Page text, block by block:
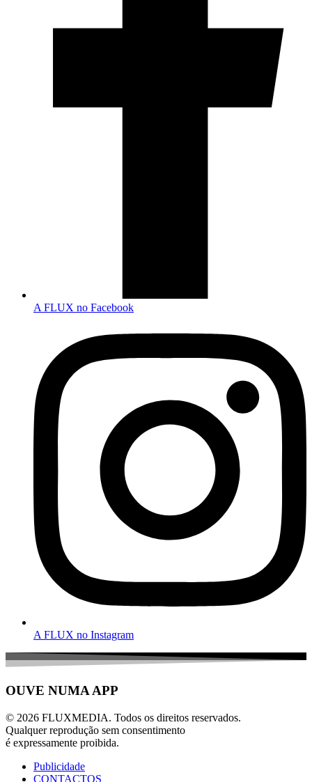
A FLUX no Facebook
A FLUX no Instagram
OUVE NUMA APP
© 2026 FLUXMEDIA. Todos os direitos reservados.
Qualquer reprodução sem consentimento
é expressamente proibida.
Publicidade
CONTACTOS